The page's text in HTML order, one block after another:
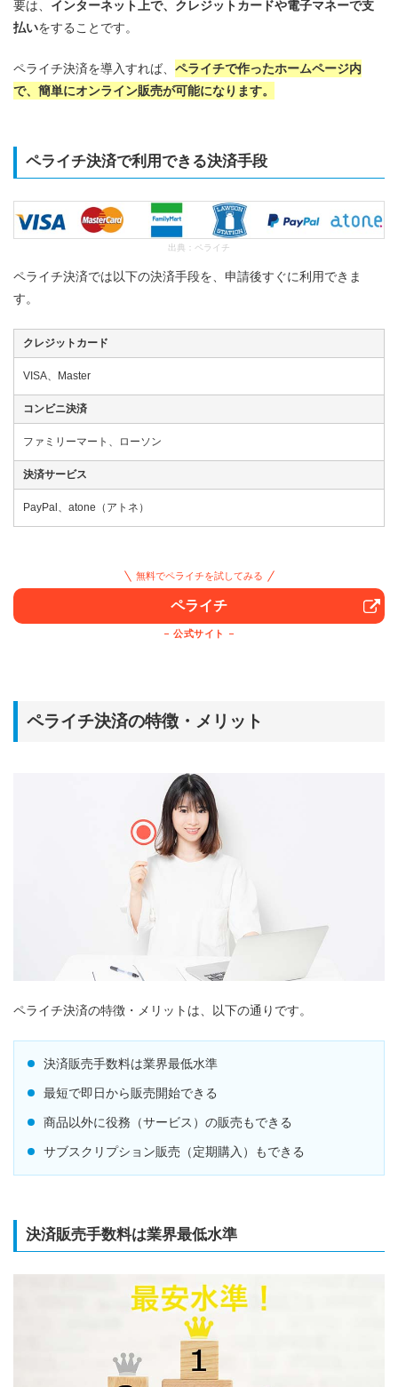
要は、 インターネット上で、クレジットカードや電子マネーで支
払いをすることです。
ペライチ決済を導入すれば、 ペライチで作ったホームページ内
で、簡単にオンライン販売が可能になります。
ペライチ決済で利用できる決済手段
出典： ペライチ
ペライチ決済では以下の決済手段を、申請後すぐに利用できま
す。
クレジットカード
VISA、Master
コンビニ決済
ファミリーマート、ローソン
決済サービス
PayPal、atone（アトネ）
無料でペライチを試してみる
ペライチ
公式サイト
ペライチ決済の特徴・メリット
ペライチ決済の特徴・メリットは、以下の通りです。
決済販売手数料は業界最低水準
最短で即日から販売開始できる
商品以外に役務（サービス）の販売もできる
サブスクリプション販売（定期購⼊）もできる
決済販売手数料は業界最低水準